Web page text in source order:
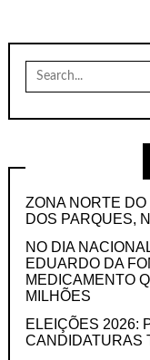
Search
for:
ZONA NORTE
DOS PARQUES,
NO DIA
EDUARDO DA
MEDICAMENTO
MILHÕES
ELEIÇÕES 2026:
CANDIDATURAS